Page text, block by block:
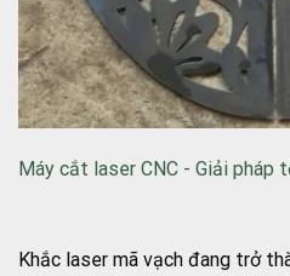
Máy cắt laser CNC - Giải pháp
Khắc laser mã vạch đang trở